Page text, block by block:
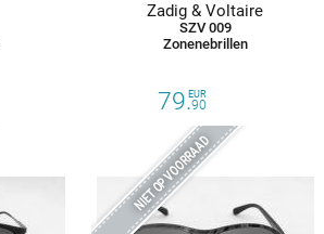
Zadig & Voltaire
SZV 009
Zonenebrillen
79.90
EUR
NIET OP VOORRAAD